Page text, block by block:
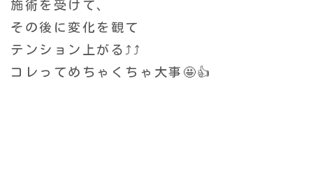
施術を受けて、
その後に変化を観て
テンション上がる⤴️⤴️
コレってめちゃくちゃ大事🤩👍